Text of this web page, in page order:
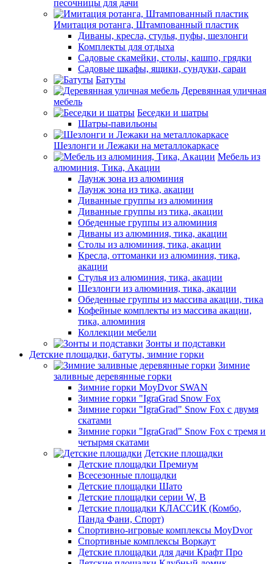
песочницы для дачи
Имитация ротанга, Штампованный пластик
Диваны, кресла, стулья, пуфы, шезлонги
Комплекты для отдыха
Садовые скамейки, столы, кашпо, грядки
Садовые шкафы, ящики, сундуки, сараи
Батуты
Деревянная уличная
мебель
Беседки и шатры
Шатры-павильоны
Шезлонги и Лежаки на металлокаркасе
Мебель из
алюминия, Тика, Акации
Лаунж зона из алюминия
Лаунж зона из тика, акации
Диванные группы из алюминия
Диванные группы из тика, акации
Обеденные группы из алюминия
Диваны из алюминия, тика, акации
Столы из алюминия, тика, акации
Кресла, оттоманки из алюминия, тика,
акации
Стулья из алюминия, тика, акации
Шезлонги из алюминия, тика, акации
Обеденные группы из массива акации, тика
Кофейные комплекты из массива акации,
тика, алюминия
Коллекции мебели
Зонты и подставки
Детские площадки, батуты, зимние горки
Зимние
заливные деревянные горки
Зимние горки MoyDvor SWAN
Зимние горки "IgraGrad Snow Fox
Зимние горки "IgraGrad" Snow Fox с двумя
скатами
Зимние горки "IgraGrad" Snow Fox с тремя и
четырмя скатами
Детские площадки
Детские площадки Премиум
Всесезонные площадки
Детские площадки Шато
Детские площадки серии W, В
Детские площадки КЛАССИК (Комбо,
Панда Фани, Спорт)
Спортивно-игровые комплексы MoyDvor
Спортивные комплексы Воркаут
Детские площадки для дачи Крафт Про